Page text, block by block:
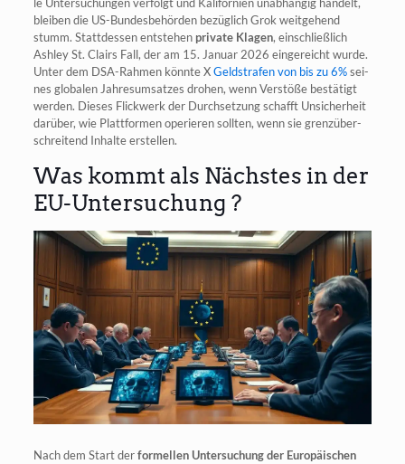
le Unter­su­chun­gen ver­folgt und Kali­for­ni­en unab­hän­gig han­delt,
blei­ben die US-Bun­des­be­hör­den bezüg­lich Grok weit­ge­hend
stumm. Statt­des­sen ent­ste­hen pri­va­te Kla­gen, ein­schließ­lich
Ash­ley St. Clairs Fall, der am 15. Janu­ar 2026 ein­ge­reicht wur­de.
Unter dem DSA-Rah­men könn­te XGeld­stra­fen von bis zu 6%sei­
nes glo­ba­len Jah­res­um­sat­zes dro­hen, wenn Ver­stö­ße bestä­tigt
wer­den. Die­ses Flick­werk der Durch­set­zung schafft Unsi­cher­heit
dar­über, wie Platt­for­men ope­rie­ren soll­ten, wenn sie grenz­über­
schrei­tend Inhal­te erstellen.
Was kommt als Nächstes in der
EU-Untersuchung ?
Nach dem Start derfor­mel­len Unter­su­chung der Euro­päi­schen